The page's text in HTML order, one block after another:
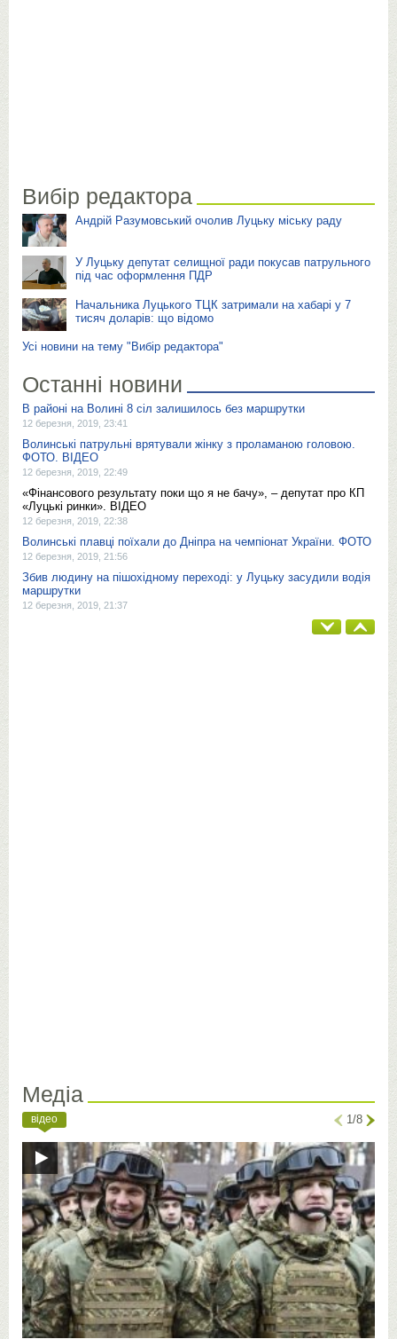
Вибір редактора
Андрій Разумовський очолив Луцьку міську раду
У Луцьку депутат селищної ради покусав патрульного
під час оформлення ПДР
Начальника Луцького ТЦК затримали на хабарі у 7
тисяч доларів: що відомо
Усі новини на тему "Вибір редактора"
Останні новини
В районі на Волині 8 сіл залишилось без маршрутки
12 березня, 2019, 23:41
Волинські патрульні врятували жінку з проламаною головою.
ФОТО. ВІДЕО
12 березня, 2019, 22:49
«Фінансового результату поки що я не бачу», – депутат про КП
«Луцькі ринки». ВІДЕО
12 березня, 2019, 22:38
Волинські плавці поїхали до Дніпра на чемпіонат України. ФОТО
12 березня, 2019, 21:56
Збив людину на пішохідному переході: у Луцьку засудили водія
маршрутки
12 березня, 2019, 21:37
Медіа
відео 1/8